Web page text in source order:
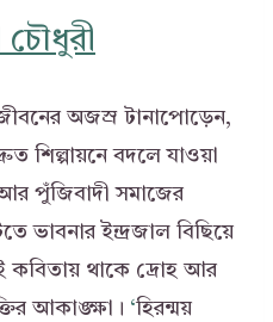
চৌধুরী
অজস্র টানাপোড়েন,
শিল্পায়নে বদলে যাওয়া
পুঁজিবাদী সমাজের
ভাবনার ইন্দ্রজাল বিছিয়ে
কবিতায় থাকে দ্রোহ আর
আকাঙ্ক্ষা। ‘হিরন্ময়